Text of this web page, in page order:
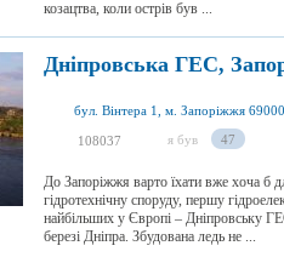
козацтва, коли острів був ...
Дніпровська ГЕС,
бул. Вінтера 1, м. Запоріжжя
108037 я був 47
До Запоріжжя варто їхати вже хоча б
гідротехнічну споруду, першу
найбільших у Європі – Дніпровську
березі Дніпра. Збудована ледь не ...